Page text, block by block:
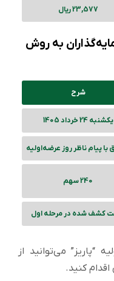
23,577 ریال
به روش
شرح
یکشنبه 24 خرداد 1405
با پیام ناظر روز عرضه‌اولیه
240 سهم
کشف شده در مرحله اول
می‌توانید از
اقدام کنید.